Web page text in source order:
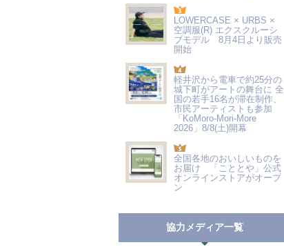
LOWERCASE × URBS ×
空調服(R) エクスクルーシ
ブモデル 8月4日より販売
開始
軽井沢から電車で約25分の
城下町がアートの舞台に 全
国の若手16名が滞在制作、
市民アーティストも参加
「KoMoro-Mori-More
2026」8/8(土)開幕
全国各地のおいしいものを
お届け 「こととや」公式
オンラインストアがオープ
ン
協力メディア一覧